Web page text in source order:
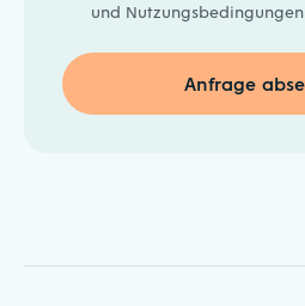
und Nutzungsbedingungen